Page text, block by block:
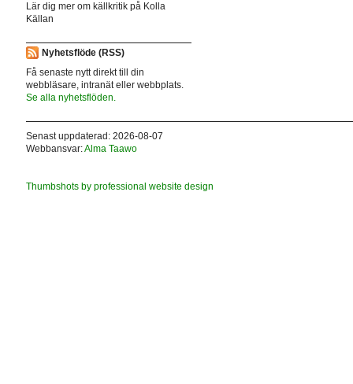
Lär dig mer om källkritik på Kolla
Källan
Nyhetsflöde (RSS)
Få senaste nytt direkt till din
webbläsare, intranät eller webbplats.
Se alla nyhetsflöden.
Senast uppdaterad: 2026-08-07
Webbansvar:Alma Taawo
Thumbshots by professional website design